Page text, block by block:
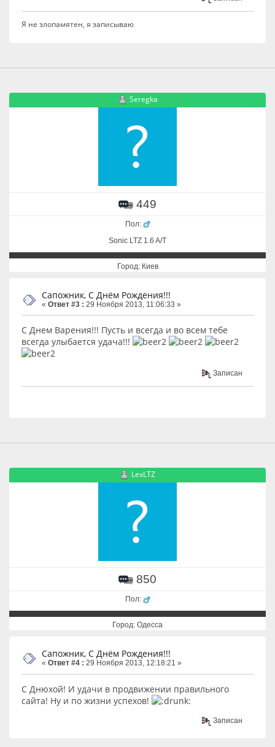
Я не злопамятен, я записываю
Seregka
449
Пол:
Sonic LTZ 1.6 A/T
Город: Киев
Сапожник, С Днём Рождения!!!
« Ответ #3 : 29 Ноября 2013, 11:06:33 »
С Днем Варения!!! Пусть и всегда и во всем тебе
всегда улыбается удача!!!
Записан
LexLTZ
850
Пол:
Город: Одесса
Сапожник, С Днём Рождения!!!
« Ответ #4 : 29 Ноября 2013, 12:18:21 »
С Днюхой! И удачи в продвижении правильного
сайта! Ну и по жизни успехов!
Записан